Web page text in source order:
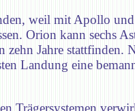
weil mit Apollo
Orion kann sechs
Jahre
Landung eine
Trägersystemen